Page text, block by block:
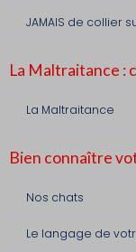
JAMAIS de collier
La Maltraitance :
La Maltraitance
Bien connaître
Nos chats
Le langage de